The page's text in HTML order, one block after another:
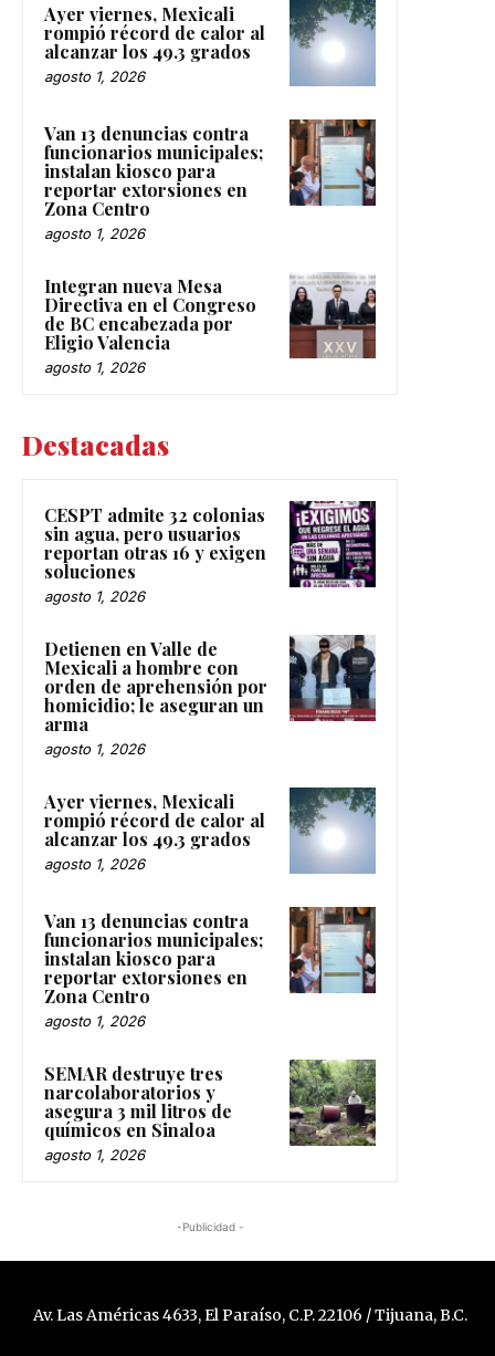
Ayer viernes, Mexicali
rompió récord de calor al
alcanzar los 49.3 grados
agosto 1, 2026
Van 13 denuncias contra
funcionarios municipales;
instalan kiosco para
reportar extorsiones en
Zona Centro
agosto 1, 2026
Integran nueva Mesa
Directiva en el Congreso
de BC encabezada por
Eligio Valencia
agosto 1, 2026
Destacadas
CESPT admite 32 colonias
sin agua, pero usuarios
reportan otras 16 y exigen
soluciones
agosto 1, 2026
Detienen en Valle de
Mexicali a hombre con
orden de aprehensión por
homicidio; le aseguran un
arma
agosto 1, 2026
Ayer viernes, Mexicali
rompió récord de calor al
alcanzar los 49.3 grados
agosto 1, 2026
Van 13 denuncias contra
funcionarios municipales;
instalan kiosco para
reportar extorsiones en
Zona Centro
agosto 1, 2026
SEMAR destruye tres
narcolaboratorios y
asegura 3 mil litros de
químicos en Sinaloa
agosto 1, 2026
-Publicidad -
Av. Las Américas 4633, El Paraíso, C.P. 22106 / Tijuana, B.C.